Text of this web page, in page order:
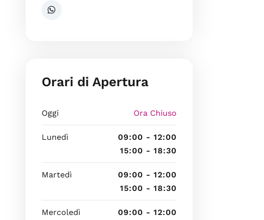
Orari di Apertura
Oggi Ora Chiuso
Lunedì
09:00 - 12:00
15:00 - 18:30
Martedì
09:00 - 12:00
15:00 - 18:30
Mercoledì
09:00 - 12:00